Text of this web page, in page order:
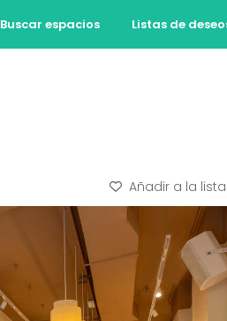
Buscar espacios Listas de
Añadir a la